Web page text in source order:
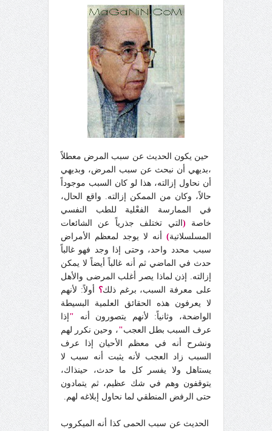
حين يكون الحديث عن سبب المرض معطلاً
،بديهي أن نبحث عن سبب المرض، وبديهي
أن نحاول إزالته، هذا لو كان السبب موجوداً
حالاً، وكان من الممكن إزالته. واقع الحال،
في الممارسة الفعْلية للطب النفسي
خاصة
( التي تختلف جذرياً عن الشائعات
المسلسلاتية) أنه لا يوجد لمعظم الأمراض
سبب محدد واحد، وحتى إذا وجد فهو غالباً
حدث في الماضي ثم أنه غالباً أيضاً لا يمكن
إزالته. إذن لماذا يصر أغلب المرضى والأهل
على معرفة السبب، برغم ذلك؟ أولاً: لأنهم
لا يعرفون هذه الحقائق العلمية البسيطة
الواضحة، وثانياً: لأنهم يتصورون أنه " إذا
عرف السبب بطل العجب"، وحين نكرر لهم
ونشرح أنه في معظم الأحيان إذا عرف
السبب زاد العجب لأنه يثبت أنه سبب لا
يستاهل ولا يفسر كل ما حدث، حينذاك،
يتوقفون وهم في شك عظيم، ثم يتمادون
حتى الرفض المنطقي لما نحاول إبلاغه لهم.
الحديث عن سبب الحمى كذا أنه الميكروب